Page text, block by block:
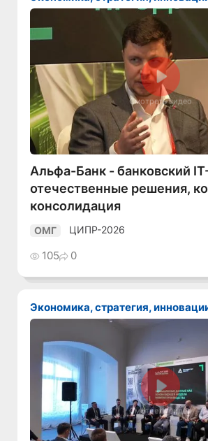
Смотреть видео
Альфа-Банк - банковский
отечественные решения,
консолидация
ОМГ ЦИПР-2026
105 0
Экономика, стратегия,
Смотреть видео